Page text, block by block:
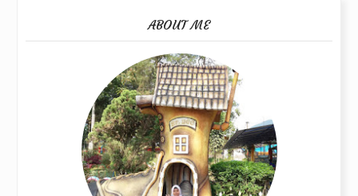
ABOUT ME